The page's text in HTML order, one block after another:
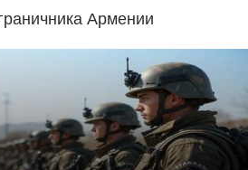
Армении